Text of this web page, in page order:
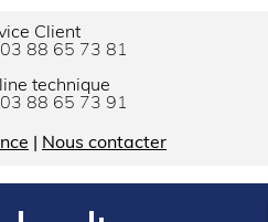
Client
03 88 65 73 81
technique
03 88 65 73 91
Nous contacter